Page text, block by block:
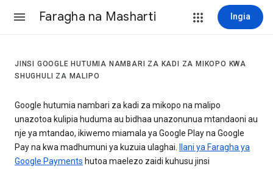
Faragha na Masharti Ingia
JINSI GOOGLE HUTUMIA NAMBARI ZA KADI ZA MIKOPO KWA
SHUGHULI ZA MALIPO
Google hutumia nambari za kadi za mikopo na malipo
unazotoa kulipia huduma au bidhaa unazonunua mtandaoni au
nje ya mtandao, ikiwemo miamala ya Google Play na Google
Pay na kwa madhumuni ya kuzuia ulaghai.
Ilani ya Faragha ya
Google Payments hutoa maelezo zaidi kuhusu jinsi